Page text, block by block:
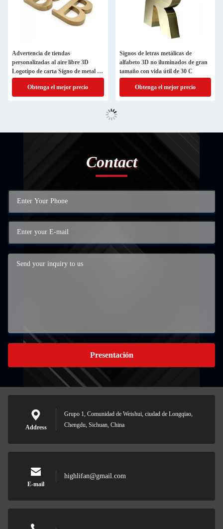
Advertencia de tiendas
personalizadas al aire libre 3D
Logotipo de carta Signo de metal de
pie libre
Obtenga el mejor precio
Signos de letras metálicas de
alfabeto 3D no iluminados de gran
tamaño con vida útil de 30 C
Obtenga el mejor precio
Contact
Presentación
Address
Grupo 1, Comunidad de Weishui, ciudad de Longqiao,
Chengdu, Sichuan, China
E-mail
highlifan@gmail.com